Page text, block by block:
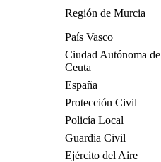
Región de Murcia
País Vasco
Ciudad Autónoma de
Ceuta
España
Protección Civil
Policía Local
Guardia Civil
Ejército del Aire